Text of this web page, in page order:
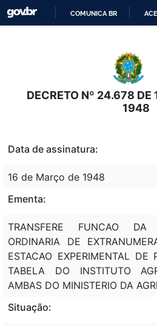
O
COMUNICA BR
DECRETO Nº 24.678 DE
1948
Data de assinatura:
16 de Março de 1948
Ementa:
TRANSFERE FUNCAO DA
ORDINARIA DE
ESTACAO EXPERIMENTAL DE
TABELA DO INSTITUTO
AMBAS DO MINISTERIO DA
Situação: